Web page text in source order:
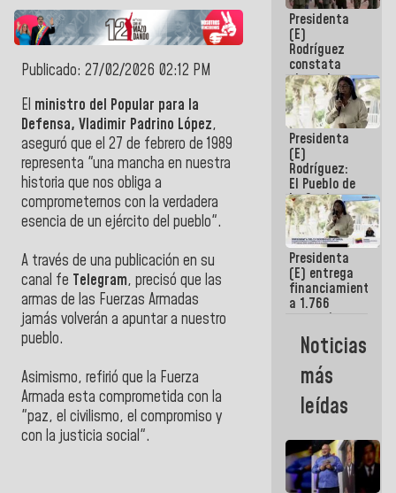
Publicado: 27/02/2026 02:12 PM
‎El ministro del Popular para la
Defensa, Vladimir Padrino López,
aseguró que el 27 de febrero de 1989
representa "una mancha en nuestra
historia que nos obliga a
comprometernos con la verdadera
esencia de un ejército del pueblo".
‎A través de una publicación en su
canal fe Telegram, precisó que las
armas de las Fuerzas Armadas
jamás volverán a apuntar a nuestro
pueblo.
‎Asimismo, refirió que la Fuerza
Armada esta comprometida con la
"paz, el civilismo, el compromiso y
con la justicia social".
turístico
para La
Guaira
Presidenta
(E)
Rodríguez
constata
obras de
rehabilitación
de Escuela
Militar de
Mamo en La
Guaira
Presidenta
(E)
Rodríguez:
El Pueblo de
La Guaira
siempre
estará
acompañada
por el
Gobierno
Nacional
Presidenta
(E) entrega
financiamientos
a 1.766
comerciantes
emprendedores
afectados
por
terremotos
Noticias
más
leídas